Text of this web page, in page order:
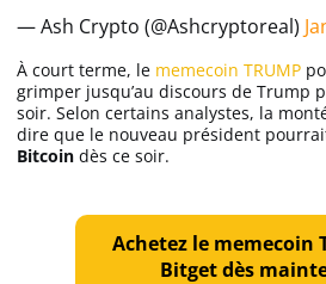
— Ash Crypto (@Ashcryptoreal)
À court terme, le memecoin TRUMP
grimper jusqu’au discours de Trump
soir. Selon certains analystes, la
dire que le nouveau président
Bitcoin dès ce soir.
Achetez le memecoin
Bitget dès